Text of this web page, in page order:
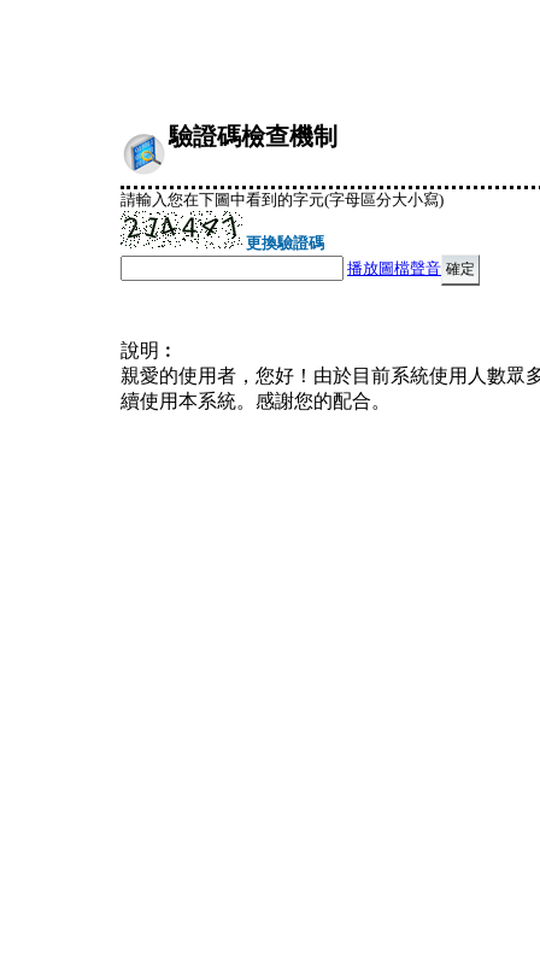
驗證碼檢查機制
請輸入您在下圖中看到的字元(字母區分大小寫)
更換驗證碼
播放圖檔聲音
說明︰
親愛的使用者，您好！由於目前系統使用人數眾
續使用本系統。感謝您的配合。